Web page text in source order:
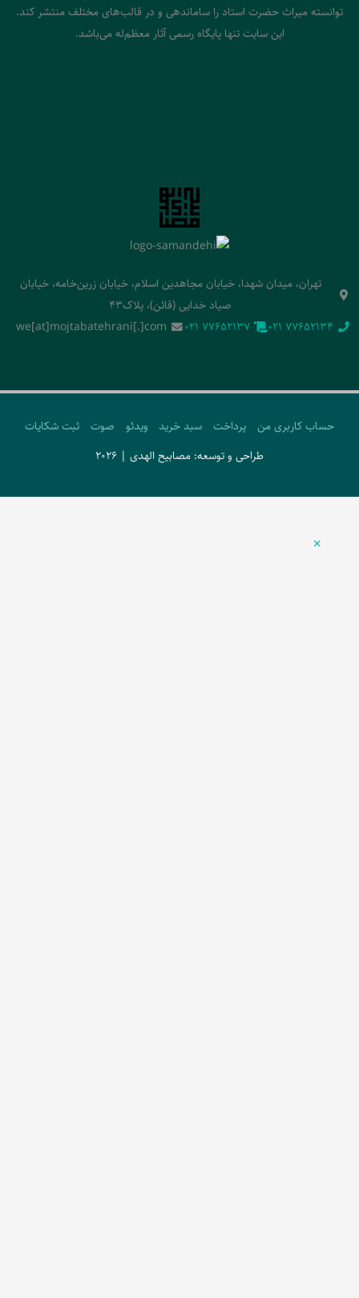
توانسته میراث حضرت استاد را ساماندهی و در قالب‌های مختلف منتشر کند.
این سایت تنها پایگاه رسمی آثار معظم‌له می‌باشد.
تهران، میدان شهدا، خیابان مجاهدین اسلام، خیابان زرین‌خامه، خیابان
صیاد خدایی (قائن)، پلاک43
‭021 77652134‬
‭021 77652137‬
we[at]mojtabatehrani[.]com
حساب کاربری من پرداخت سبد خرید ویدئو صوت
ثبت شکایات
طراحی و توسعه: مصابیح الهدی | 2026